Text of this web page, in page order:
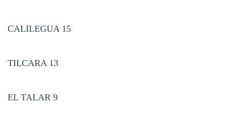
CALILEGUA 15
TILCARA 13
EL TALAR 9